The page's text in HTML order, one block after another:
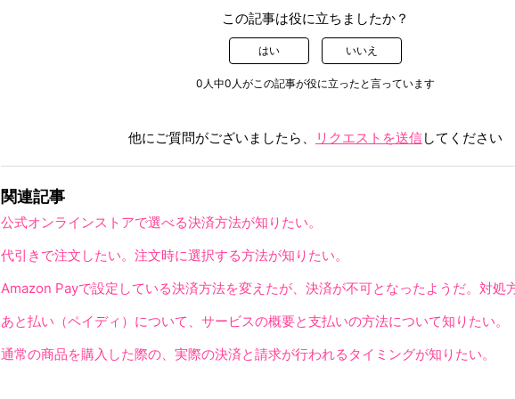
この記事は役に立ちましたか？
はい いいえ
0人中0人がこの記事が役に立ったと言っています
他にご質問がございましたら、 リクエストを送信してください
関連記事
公式オンラインストアで選べる決済方法が知りたい。
代引きで注文したい。注文時に選択する方法が知りたい。
Amazon Payで設定している決済方法を変えたが、決済が不可となったようだ。対処
あと払い（ペイディ）について、サービスの概要と支払いの方法について知りたい。
通常の商品を購入した際の、実際の決済と請求が行われるタイミングが知りたい。